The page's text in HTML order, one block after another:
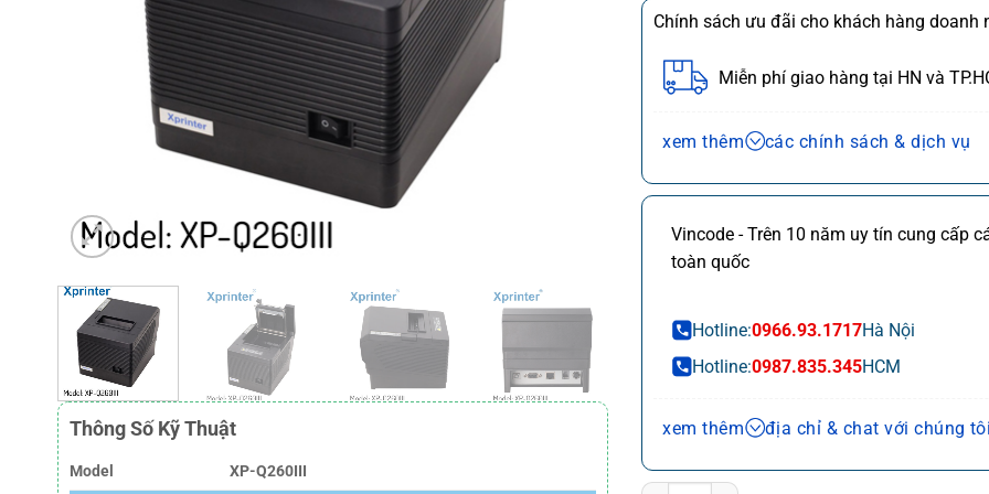
Thông Số Kỹ Thuật
Model
XP-Q260III
Chính sách ưu đãi cho khách hàng doanh
Miễn phí giao hàng tại HN và
Chính sách bán hàng và dịch vụ
Ưu đãi khách hàng doanh nghiệp cả
Miễn phí giao hàng 10km tại
Mua online - giao hàng nhanh chóng
Chất lượng sản phẩm chính hãng
xem thêm các chính sách & dịch vụ
Vincode - Trên 10 năm uy tín cung cấp
toàn quốc
Hotline:0966.93.1717Hà Nội
Hotline:0987.835.345HCM
Hà
Tầng 21 Capital Tower 109
xem thêm địa chỉ & chat với chúng tôi